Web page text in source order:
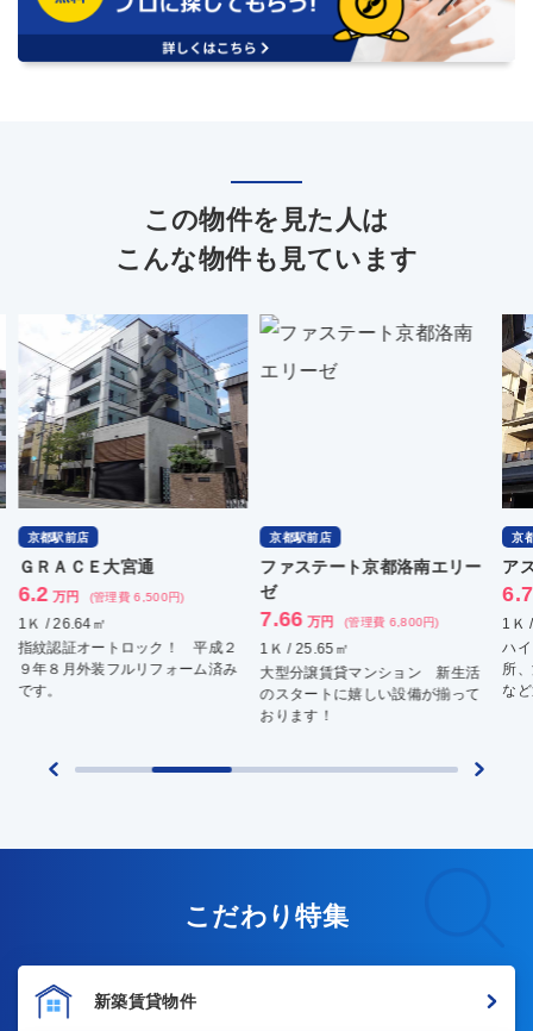
この物件を見た人は
こんな物件も見ています
京都駅前店
ＧＲＡＣＥ大宮通
6.2 万円 (管理費 6,500円)
1Ｋ / 26.64㎡
指紋認証オートロック！ 平成２
９年８月外装フルリフォーム済み
です。
京都駅前店
ファステート京都洛南エリー
ゼ
7.66 万円 (管理費 6,800円)
1Ｋ / 25.65㎡
大型分譲賃貸マンション 新生活
のスタートに嬉しい設備が揃って
おります！
京
ア
6.7
1Ｋ
ハ
所
な
こだわり特集
新築賃貸物件